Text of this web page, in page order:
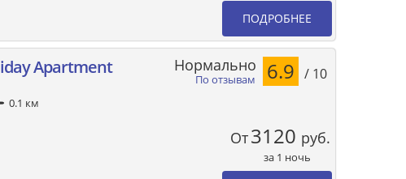
ПОДРОБНЕЕ
Apartment
0.1 км
По отзывам
Нормально 6.9 / 10
От3120 руб.
за 1 ночь